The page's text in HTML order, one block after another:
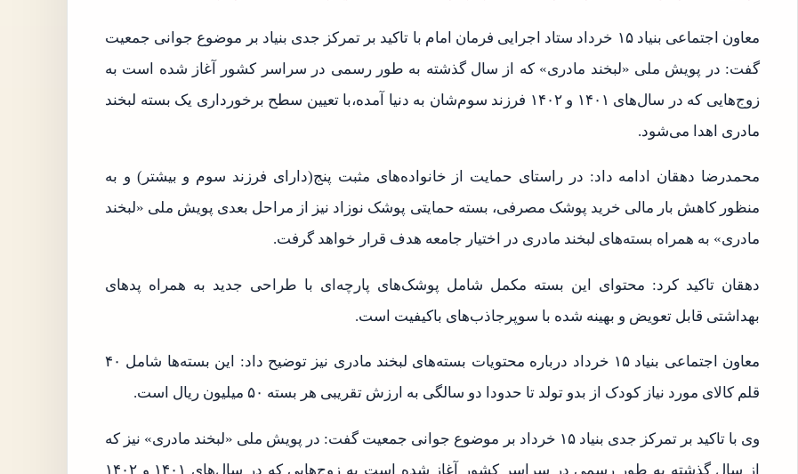
معاون اجتماعی بنیاد ۱۵ خرداد ستاد اجرایی فرمان امام با تاکید بر تمرکز جدی بنیاد بر موضوع جوانی جمعیت
گفت: در پویش ملی «لبخند مادری» که از سال گذشته به طور رسمی در سراسر کشور آغاز شده است به
زوج‌هایی که در سال‌های ۱۴۰۱ و ۱۴۰۲ فرزند سوم‌شان به دنیا آمده،با تعیین سطح برخورداری یک بسته لبخند
مادری اهدا می‌شود.
محمدرضا دهقان ادامه داد: در راستای حمایت از خانواده‌های مثبت پنج(دارای فرزند سوم و بیشتر) و به
منظور کاهش بار مالی خرید پوشک مصرفی، بسته حمایتی پوشک نوزاد نیز از مراحل بعدی پویش ملی «لبخند
مادری» به همراه بسته‌های لبخند مادری در اختیار جامعه هدف قرار خواهد گرفت.
دهقان تاکید کرد: محتوای این بسته مکمل شامل پوشک‌های پارچه‌ای با طراحی جدید به همراه پدهای
بهداشتی قابل تعویض و بهینه شده با سوپرجاذب‌های باکیفیت است.
معاون اجتماعی بنیاد ۱۵ خرداد درباره محتویات بسته‌های لبخند مادری نیز توضیح داد: این بسته‌ها شامل ۴۰
قلم کالای مورد نیاز کودک از بدو تولد تا حدودا دو سالگی به ارزش تقریبی هر بسته ۵۰ میلیون ریال است.
وی با تاکید بر تمرکز جدی بنیاد ۱۵ خرداد بر موضوع جوانی جمعیت گفت: در پویش ملی «لبخند مادری» نیز که
از سال گذشته به طور رسمی در سراسر کشور آغاز شده است به زوج‌هایی که در سال‌های ۱۴۰۱ و ۱۴۰۲